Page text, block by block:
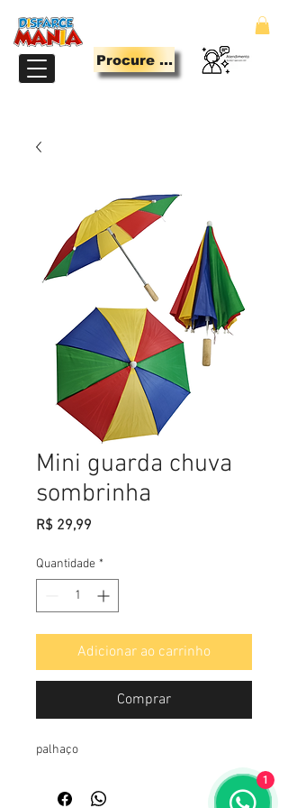
Procure Aqui
Mini guarda chuva
sombrinha
R$ 29,99
Quantidade *
Adicionar ao carrinho
Comprar
palhaço
1